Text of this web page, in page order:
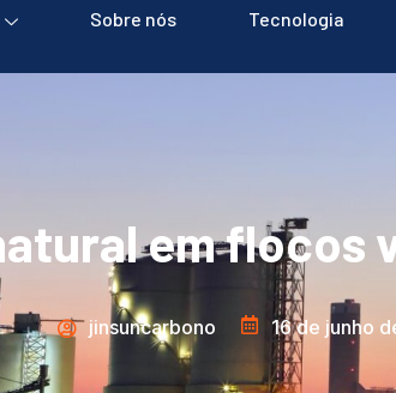
Sobre nós Tecnologia
em flocos
jinsuncarbono 16 de junho